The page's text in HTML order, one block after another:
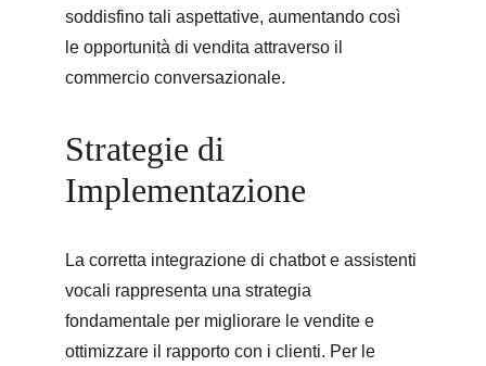
soddisfino tali aspettative, aumentando così
le opportunità di vendita attraverso il
commercio conversazionale.
Strategie di
Implementazione
La corretta integrazione di chatbot e assistenti
vocali rappresenta una strategia
fondamentale per migliorare le vendite e
ottimizzare il rapporto con i clienti. Per le